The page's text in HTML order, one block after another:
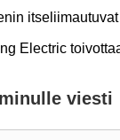
Electric
viesti